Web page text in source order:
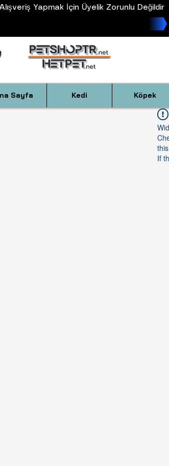
Alışveriş Yapmak İçin Üyelik Zorunlu
Sayfa Kedi Köpek
If